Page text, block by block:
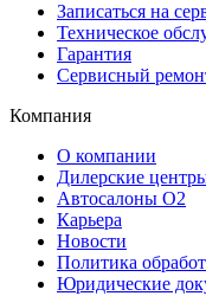
Записаться на
Техническое
Гарантия
Сервисный
Компания
О компании
Дилерские
Автосалоны О2
Карьера
Новости
Политика
Юридические